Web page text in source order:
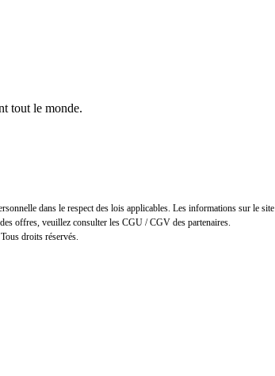
tout le monde.
dans le respect des lois applicables. Les informations sur le site
offres, veuillez consulter les CGU / CGV des partenaires.
droits réservés.